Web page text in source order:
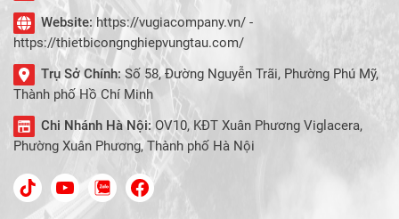
Website: https://vugiacompany.vn/ -
https://thietbicongnghiepvungtau.com/
Trụ Sở Chính: Số 58, Đường Nguyễn Trãi, Phường Phú Mỹ,
Thành phố Hồ Chí Minh
Chi Nhánh Hà Nội:OV10, KĐT Xuân Phương Viglacera,
Phường Xuân Phương, Thành phố Hà Nội